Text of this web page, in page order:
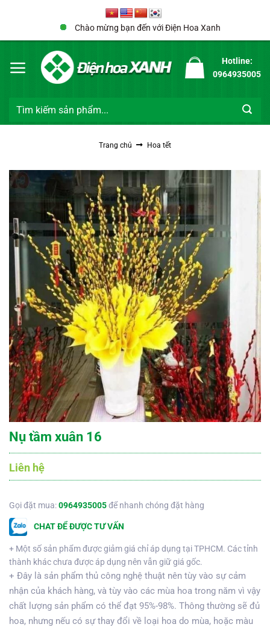
Chào mừng bạn đến với Điện Hoa Xanh
Hotline:
0964935005
Tìm
Trang chủ Hoa tết
Nụ tầm xuân 16
Liên hệ
Gọi đặt mua:0964935005để nhanh chóng đặt hàng
CHAT ĐỂ ĐƯỢC TƯ VẤN
+ Một số sản phẩm được giảm giá chỉ áp dụng tại TPHCM. Các tỉnh
thành khác chưa được áp dụng nên vẫn giữ giá gốc.
+ Đây là sản phẩm thủ công nghệ thuật nên tùy vào sự cảm
nhận của khách hàng, và tùy vào các mùa hoa trong năm vì vậy
chất lượng sản phẩm có thể đạt 95%-98%. Thông thường sẽ đủ
hoa, nhưng nếu có sự thay đổi về loại hoa do mùa, hoặc màu